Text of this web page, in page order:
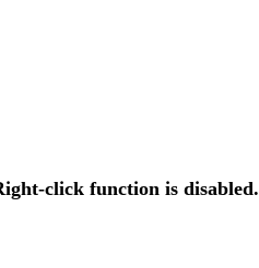
click function is disabled.